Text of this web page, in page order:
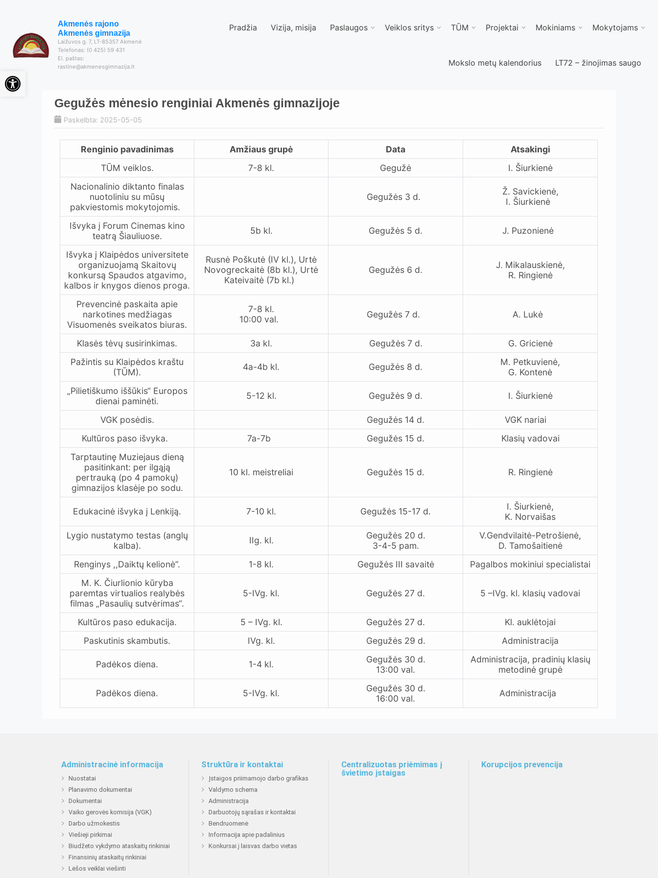
Akmenės rajono
Akmenės gimnazija
Laižuvos g. 7, LT-85357 Akmenė
Telefonas: (0 425) 59 431
El. paštas:
rastine@akmenesgimnazija.lt
Pradžia Vizija, misija Paslaugos Veiklos sritys TŪM Projektai Mokiniams Mokytojams
Mokslo metų kalendorius LT72 – žinojimas saugo
Gegužės mėnesio renginiai Akmenės gimnazijoje
Paskelbta: 2025-05-05
Renginio pavadinimas Amžiaus grupė Data
Atsakingi
TŪM veiklos.
7-8 kl. Gegužė
I. Šiurkienė
Nacionalinio diktanto finalas
nuotoliniu su mūsų
pakviestomis mokytojomis.
Gegužės 3 d.
Ž. Savickienė,
I. Šiurkienė
Išvyka į Forum Cinemas kino
teatrą Šiauliuose.
5b kl. Gegužės 5 d. J. Puzonienė
Išvyka į Klaipėdos universitete
organizuojamą Skaitovų
konkursą Spaudos atgavimo,
kalbos ir knygos dienos proga.
Rusnė Poškutė (IV kl.), Urtė
Novogreckaitė (8b kl.), Urtė
Kateivaitė (7b kl.)
Gegužės 6 d.
J. Mikalauskienė,
R. Ringienė
Prevencinė paskaita apie
narkotines medžiagas
Visuomenės sveikatos biuras.
7-8 kl.
10:00 val.
Gegužės 7 d. A. Lukė
Klasės tėvų susirinkimas. 3a kl. Gegužės 7 d.
G. Gricienė
Pažintis su Klaipėdos kraštu
(TŪM).
4a-4b kl. Gegužės 8 d.
M. Petkuvienė,
G. Kontenė
„Pilietiškumo iššūkis“ Europos
dienai paminėti.
5-12 kl. Gegužės 9 d. I. Šiurkienė
VGK posėdis. Gegužės 14 d.
VGK nariai
Kultūros paso išvyka.
7a-7b Gegužės 15 d.
Klasių vadovai
Tarptautinę Muziejaus dieną
pasitinkant: per ilgąją
pertrauką (po 4 pamokų)
gimnazijos klasėje po sodu.
10 kl. meistreliai Gegužės 15 d. R. Ringienė
Edukacinė išvyka į Lenkiją. 7-10 kl. Gegužės 15-17 d.
I. Šiurkienė,
K. Norvaišas
Lygio nustatymo testas (anglų
kalba).
IIg. kl.
Gegužės 20 d.
3-4-5 pam.
V.Gendvilaitė-Petrošienė,
D. Tamošaitienė
Renginys ,,Daiktų kelionė”.
1-8 kl. Gegužės III savaitė
Pagalbos mokiniui specialistai
M. K. Čiurlionio kūryba
paremtas virtualios realybės
filmas „Pasaulių sutvėrimas“.
5-IVg. kl. Gegužės 27 d. 5 –IVg. kl. klasių vadovai
Kultūros paso edukacija. 5 – IVg. kl. Gegužės 27 d.
Kl. auklėtojai
Paskutinis skambutis.
IVg. kl. Gegužės 29 d. Administracija
Padėkos diena. 1-4 kl.
Gegužės 30 d.
13:00 val.
Administracija, pradinių klasių
metodinė grupė
Padėkos diena. 5-IVg. kl.
Gegužės 30 d.
16:00 val.
Administracija
Administracinė informacija
Nuostatai
Planavimo dokumentai
Dokumentai
Vaiko gerovės komisija (VGK)
Darbo užmokestis
Viešieji pirkimai
Biudžeto vykdymo ataskaitų rinkiniai
Finansinių ataskaitų rinkiniai
Lėšos veiklai viešinti
Struktūra ir kontaktai
Įstaigos priimamojo darbo grafikas
Valdymo schema
Administracija
Darbuotojų sąrašas ir kontaktai
Bendruomenė
Informacija apie padalinius
Konkursai į laisvas darbo vietas
Centralizuotas priėmimas į
švietimo įstaigas
Korupcijos prevencija
Open toolbar